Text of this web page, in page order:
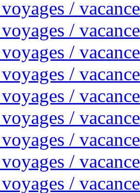
/
/
/
/
/
/
/
/
/